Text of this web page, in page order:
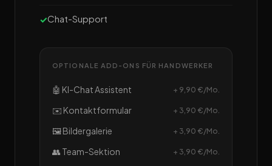
Chat-Support
OPTIONALE ADD-ONS FÜR HANDWERKER
🤖 KI-Chat Assistent + 9,90 €/Mo.
✉️ Kontaktformular + 3,90 €/Mo.
🖼️ Bildergalerie + 3,90 €/Mo.
👥 Team-Sektion + 3,90 €/Mo.